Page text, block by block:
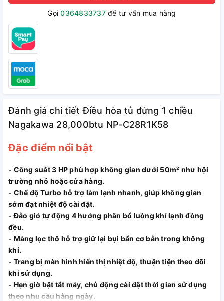
Gọi0364833737để tư vấn mua hàng
Đánh giá chi tiết Điều hòa tủ đứng 1 chiều
Nagakawa 28,000btu NP-C28R1K58
Đặc điểm nổi bật
- Công suất 3 HP phù hợp không gian dưới 50m² như hội
trường nhỏ hoặc cửa hàng.
- Chế độ Turbo hỗ trợ làm lạnh nhanh, giúp không gian
sớm đạt nhiệt độ cài đặt.
- Đảo gió tự động 4 hướng phân bổ luồng khí lạnh đồng
đều.
- Màng lọc thô hỗ trợ giữ lại bụi bẩn cơ bản trong không
khí.
- Trang bị màn hình hiển thị nhiệt độ, thuận tiện theo dõi
khi sử dụng.
- Hẹn giờ bật tắt máy, chủ động cài đặt thời gian sử dụng
theo nhu cầu hằng ngày.